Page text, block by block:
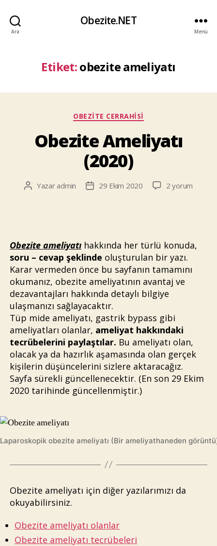
Ara
Obezite.NET
Menü
Etiket:obezite ameliyatı
Kategoriler
OBEZITE CERRAHISI
Obezite Ameliyatı
(2020)
Yazının
Yazaradmin
Yazı29 Ekim 2020
Obezite
2 yorum
Obezite ameliyatı hakkında her türlü konuda,
soru – cevap şeklinde oluşturulan bir yazı.
Karar vermeden önce bu sayfanın tamamını
okumanız, obezite ameliyatının avantaj ve
dezavantajları hakkında detaylı bilgiye
ulaşmanızı sağlayacaktır.
Tüp mide ameliyatı, gastrik bypass gibi
ameliyatları olanlar, ameliyat hakkındaki
tecrübelerini paylaştılar. Bu ameliyatı olan,
olacak ya da hazırlık aşamasında olan gerçek
kişilerin düşüncelerini sizlere aktaracağız.
Sayfa sürekli güncellenecektir. (En son 29 Ekim
2020 tarihinde güncellenmiştir.)
Laparoskopik obezite ameliyatı (Bir ameliyathaneden
Obezite ameliyatı için diğer yazılarımızı da
okuyabilirsiniz.
Obezite ameliyatı olanlar
Obezite ameliyatı tecrübeleri